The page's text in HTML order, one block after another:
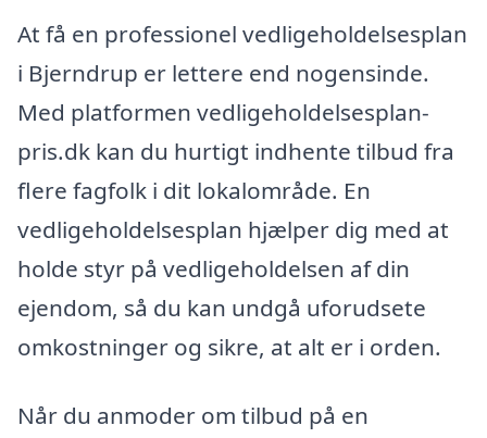
At få en professionel vedligeholdelsesplan
i Bjerndrup er lettere end nogensinde.
Med platformen vedligeholdelsesplan-
pris.dk kan du hurtigt indhente tilbud fra
flere fagfolk i dit lokalområde. En
vedligeholdelsesplan hjælper dig med at
holde styr på vedligeholdelsen af din
ejendom, så du kan undgå uforudsete
omkostninger og sikre, at alt er i orden.
Når du anmoder om tilbud på en